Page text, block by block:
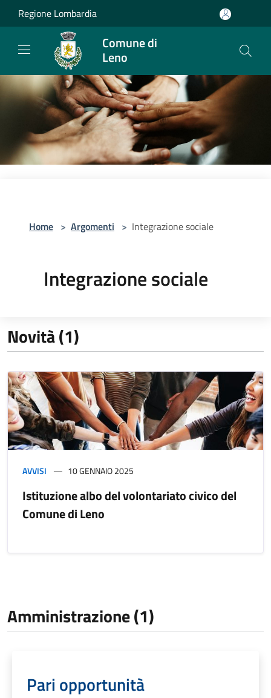
Salta al contenuto principale
Regione Lombardia
Comune di
Leno
Home > Argomenti > Integrazione sociale
Integrazione sociale
Novità (1)
AVVISI 10 GENNAIO 2025
Istituzione albo del volontariato civico del
Comune di Leno
Amministrazione (1)
Pari opportunità